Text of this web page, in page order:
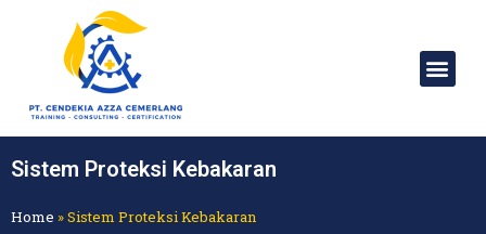
Sistem Proteksi Kebakaran
Home »Sistem Proteksi Kebakaran